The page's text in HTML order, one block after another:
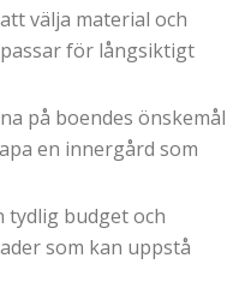
välja material och
för långsiktigt
på boendes önskemål
en innergård som
tydlig budget och
som kan uppstå